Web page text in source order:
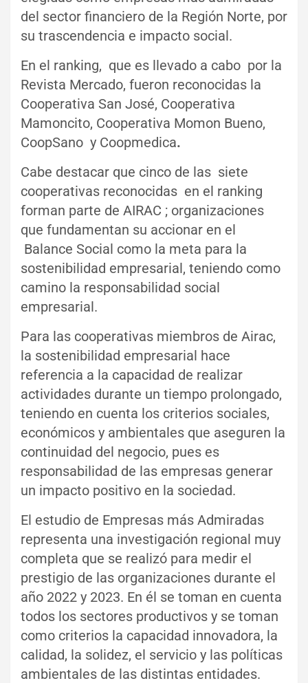
del sector financiero de la Región Norte, por
su trascendencia e impacto social.
En el ranking, que es llevado a cabo por la
Revista Mercado, fueron reconocidas la
Cooperativa San José, Cooperativa
Mamoncito, Cooperativa Momon Bueno,
CoopSano y Coopmedica.
Cabe destacar que cinco de las siete
cooperativas reconocidas en el ranking
forman parte de AIRAC ; organizaciones
que fundamentan su accionar en el
Balance Social como la meta para la
sostenibilidad empresarial, teniendo como
camino la responsabilidad social
empresarial.
Para las cooperativas miembros de Airac,
la sostenibilidad empresarial hace
referencia a la capacidad de realizar
actividades durante un tiempo prolongado,
teniendo en cuenta los criterios sociales,
económicos y ambientales que aseguren la
continuidad del negocio, pues es
responsabilidad de las empresas generar
un impacto positivo en la sociedad.
El estudio de Empresas más Admiradas
representa una investigación regional muy
completa que se realizó para medir el
prestigio de las organizaciones durante el
año 2022 y 2023. En él se toman en cuenta
todos los sectores productivos y se toman
como criterios la capacidad innovadora, la
calidad, la solidez, el servicio y las políticas
ambientales de las distintas entidades.